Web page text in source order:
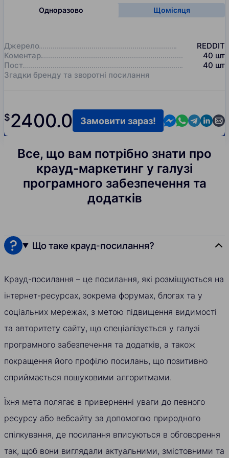
Одноразово Щомісяця
Джерело
REDDIT
Коментар
40 шт
Пост
40 шт
Згадки бренду та зворотні посилання
$2400.0 Contact us in
Contact us
Contact
Замовити зараз!
Все, що вам потрібно знати про
крауд-маркетинг у галузі
програмного забезпечення та
додатків
Що таке крауд-посилання?
Крауд-посилання – це посилання, які розміщуються на
інтернет-ресурсах, зокрема форумах, блогах та у
соціальних мережах, з метою підвищення видимості
та авторитету сайту, що спеціалізується у галузі
програмного забезпечення та додатків, а також
покращення його профілю посилань, що позитивно
сприймається пошуковими алгоритмами.
Їхня мета полягає в приверненні уваги до певного
ресурсу або вебсайту за допомогою природного
спілкування, де посилання вписуються в обговорення
так, щоб вони виглядали актуальними, змістовними та